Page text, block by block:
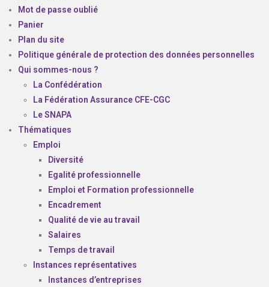
Mot de passe oublié
Panier
Plan du site
Politique générale de protection des données personnelles
Qui sommes-nous ?
La Confédération
La Fédération Assurance CFE-CGC
Le SNAPA
Thématiques
Emploi
Diversité
Egalité professionnelle
Emploi et Formation professionnelle
Encadrement
Qualité de vie au travail
Salaires
Temps de travail
Instances représentatives
Instances d’entreprises